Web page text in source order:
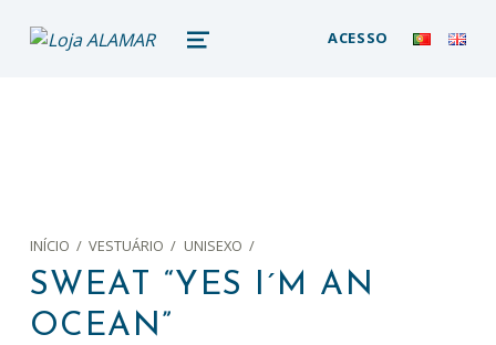
loja alamar
LOJA ONLINE DO MUSEU DA BALEIA – ALAMAR STORE MENU
ACESSO
INÍCIO / VESTUÁRIO / UNISEXO /
SWEAT “YES I´M AN
OCEAN”